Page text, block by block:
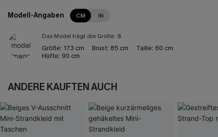
Modell-Angaben CM IN
Das Model trägt die Größe: S
Größe: 173 cm Brust: 85 cm Taille: 60 cm
Hüfte: 90 cm
ANDERE KAUFTEN AUCH